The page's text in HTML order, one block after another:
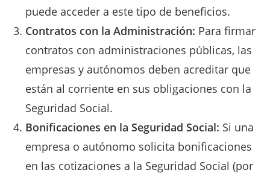
puede acceder a este tipo de beneficios.
Contratos con la Administración: Para firmar
contratos con administraciones públicas, las
empresas y autónomos deben acreditar que
están al corriente en sus obligaciones con la
Seguridad Social.
Bonificaciones en la Seguridad Social: Si una
empresa o autónomo solicita bonificaciones
en las cotizaciones a la Seguridad Social (por